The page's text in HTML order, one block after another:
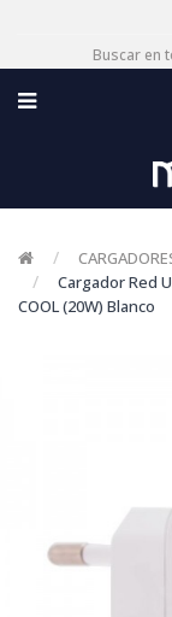
Cargador Red
COOL (20W) Blanco